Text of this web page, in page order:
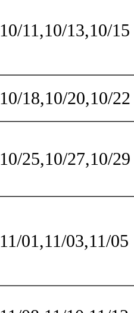
10/11,10/13,10/15
10/18,10/20,10/
10/25,10/27,10/
11/01,11/03,11/05